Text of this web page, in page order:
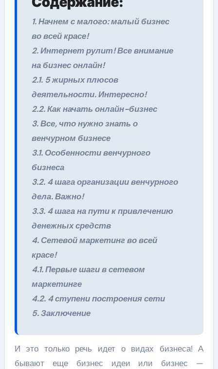
1. Начнем с малого: малый бизнес
во всей красе!
2. Интернет рулит! Все внимание
на бизнес онлайн!
2.1. 5 жирных плюсов
деятельности. Интересно!
2.2. Как начать онлайн-бизнес
3. Все, что нужно знать о
венчурном бизнесе
3.1. Особенности венчурного
бизнеса
3.2. 4 шага организации венчурного
дела. Важно!
3.3. 4 шага на пути к привлечению
денежных средств
4. Сетевой маркетинг во всей
красе!
4.1. Первые шаги в сетевом
маркетинге
4.2. 4 ступени построения сети
5. Заключение
И это только речь идет о видах бизнеса! А
бывают еще бизнес идеи или бизнес —